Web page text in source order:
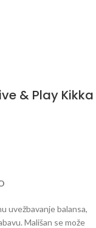
& Play Kikka
uvežbavanje balansa,
Mališan se može